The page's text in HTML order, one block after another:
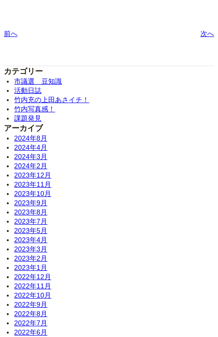
前へ 次へ
カテゴリー
市議選 豆知識
活動日誌
竹内充の上田あさイチ！
竹内写真感！
課題発見
アーカイブ
2024年8月
2024年4月
2024年3月
2024年2月
2023年12月
2023年11月
2023年10月
2023年9月
2023年8月
2023年7月
2023年5月
2023年4月
2023年3月
2023年2月
2023年1月
2022年12月
2022年11月
2022年10月
2022年9月
2022年8月
2022年7月
2022年6月